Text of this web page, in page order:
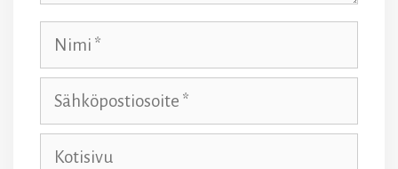
Nimi
Sähköpostiosoite
Kotisivu